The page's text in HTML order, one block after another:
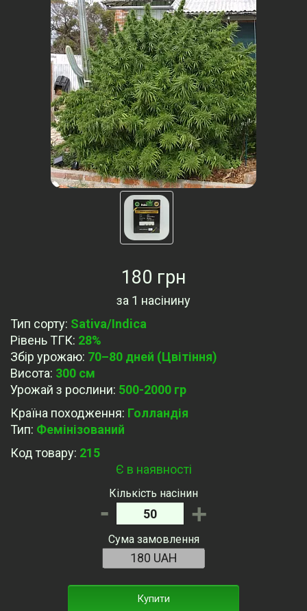
180 грн
за 1 насінину
Тип сорту: Sativa/Indica
Рівень ТГК: 28%
Збір урожаю: 70–80 дней (Цвітіння)
Висота: 300 см
Урожай з рослини: 500-2000 гр
Країна походження: Голландія
Тип: Фемінізований
Код товару: 215
Є в наявності
Кількість насінин
- +
Сума замовлення
Купити